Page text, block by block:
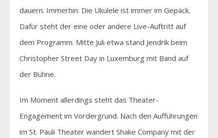
dauern. Immerhin: Die Ukulele ist immer im Gepäck.
Dafür steht der eine oder andere Live-Auftritt auf
dem Programm. Mitte Juli etwa stand Jendrik beim
Christopher Street Day in Luxemburg mit Band auf
der Bühne.
Im Moment allerdings steht das Theater-
Engagement im Vordergrund. Nach den Aufführungen
im St. Pauli Theater wandert Shake Company mit der